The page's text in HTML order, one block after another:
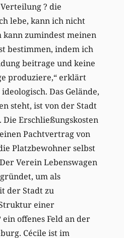
? die
lebe, kann ich nicht
kann zumindest meinen
bestimmen, indem ich
beitrage und keine
produziere,“ erklärt
Das Gelände,
steht, ist von der Stadt
Erschließungskosten
Pachtvertrag von
Platzbewohner selbst
Verein Lebenswagen
um als
der Stadt zu
einer
offenes Feld an der
Cécile ist im